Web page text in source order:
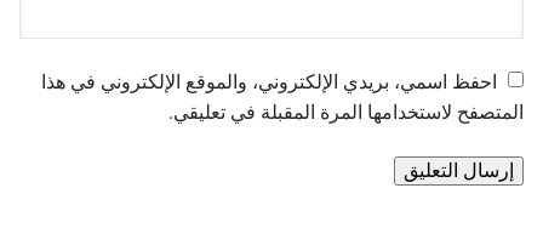
احفظ اسمي، بريدي الإلكتروني، والموقع الإلكتروني في هذا
المتصفح لاستخدامها المرة المقبلة في تعليقي.